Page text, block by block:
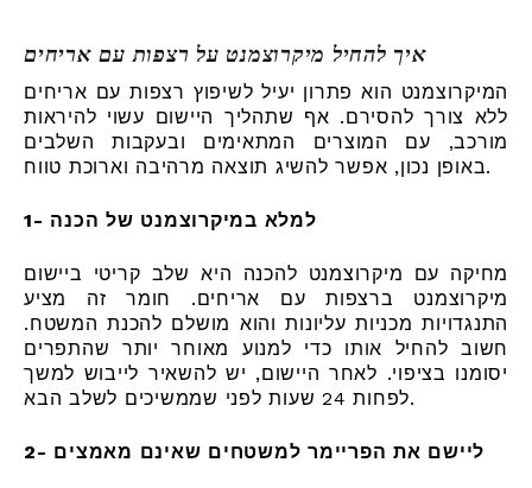
איך להחיל מיקרוצמנט על רצפות עם אריחים
המיקרוצמנט הוא פתרון יעיל לשיפוץ רצפות עם אריחים
ללא צורך להסירם. אף שתהליך היישום עשוי להיראות
מורכב, עם המוצרים המתאימים ובעקבות השלבים
באופן נכון, אפשר להשיג תוצאה מרהיבה וארוכת טווח.
1- למלא במיקרוצמנט של הכנה
מחיקה עם מיקרוצמנט להכנה היא שלב קריטי ביישום
מיקרוצמנט ברצפות עם אריחים. חומר זה מציע
התנגדויות מכניות עליונות והוא מושלם להכנת המשטח.
חשוב להחיל אותו כדי למנוע מאוחר יותר שהתפרים
יסומנו בציפוי. לאחר היישום, יש להשאיר לייבוש למשך
לפחות 24 שעות לפני שממשיכים לשלב הבא.
2- ליישם את הפריימר למשטחים שאינם מאמצים